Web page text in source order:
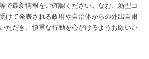
で最新情報をご確認ください。なお、新型コ
けて発表される政府や自治体からの外出自粛
ただき、慎重な行動を心がけるようお願いい